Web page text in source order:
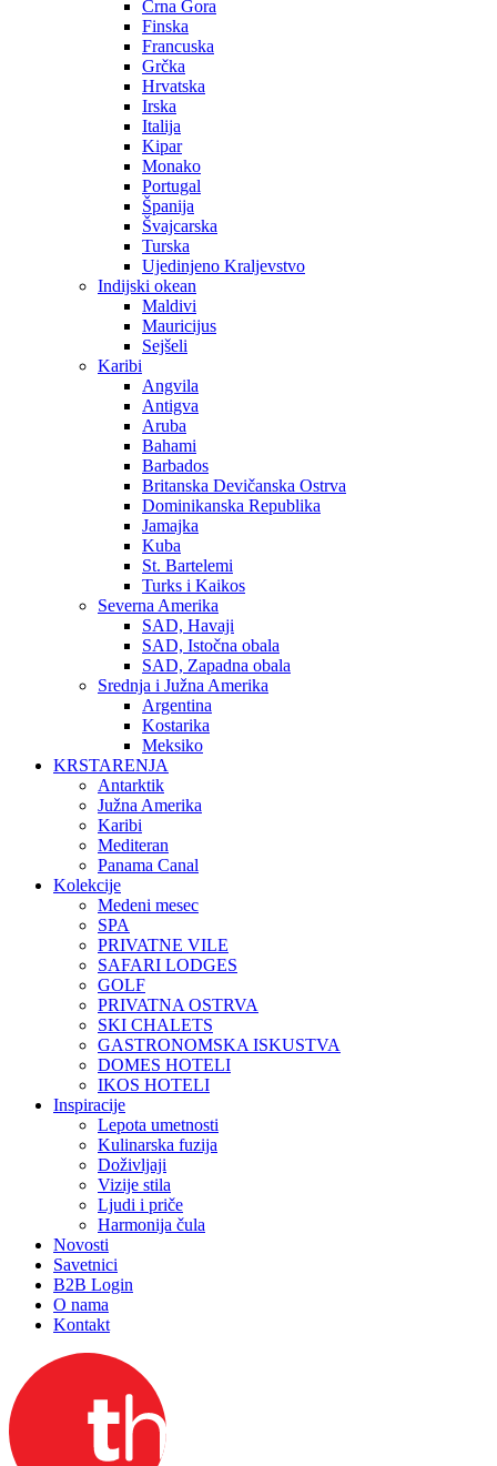
Crna Gora
Finska
Francuska
Grčka
Hrvatska
Irska
Italija
Kipar
Monako
Portugal
Španija
Švajcarska
Turska
Ujedinjeno Kraljevstvo
Indijski okean
Maldivi
Mauricijus
Sejšeli
Karibi
Angvila
Antigva
Aruba
Bahami
Barbados
Britanska Devičanska Ostrva
Dominikanska Republika
Jamajka
Kuba
St. Bartelemi
Turks i Kaikos
Severna Amerika
SAD, Havaji
SAD, Istočna obala
SAD, Zapadna obala
Srednja i Južna Amerika
Argentina
Kostarika
Meksiko
KRSTARENJA
Antarktik
Južna Amerika
Karibi
Mediteran
Panama Canal
Kolekcije
Medeni mesec
SPA
PRIVATNE VILE
SAFARI LODGES
GOLF
PRIVATNA OSTRVA
SKI CHALETS
GASTRONOMSKA ISKUSTVA
DOMES HOTELI
IKOS HOTELI
Inspiracije
Lepota umetnosti
Kulinarska fuzija
Doživljaji
Vizije stila
Ljudi i priče
Harmonija čula
Novosti
Savetnici
B2B Login
O nama
Kontakt